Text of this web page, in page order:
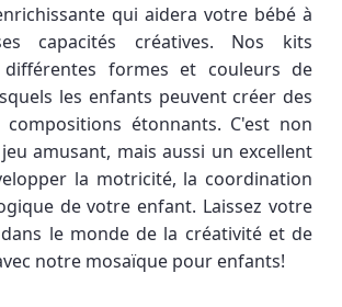
qui aidera votre bébé à
capacités créatives. Nos kits
différentes formes et couleurs de
les enfants peuvent créer des
étonnants. C'est non
amusant, mais aussi un excellent
la motricité, la coordination
de votre enfant. Laissez votre
le monde de la créativité et de
notre mosaïque pour enfants!